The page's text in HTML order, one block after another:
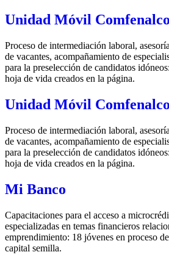
Unidad Móvil Comfenalco
Proceso de intermediación laboral,
de vacantes, acompañamiento de
para la preselección de candidatos
hoja de vida creados en la página.
Unidad Móvil Comfenalco
Proceso de intermediación laboral,
de vacantes, acompañamiento de
para la preselección de candidatos
hoja de vida creados en la página.
Mi Banco
Capacitaciones para el acceso a
especializadas en temas financieros
emprendimiento: 18 jóvenes en proceso
capital semilla.